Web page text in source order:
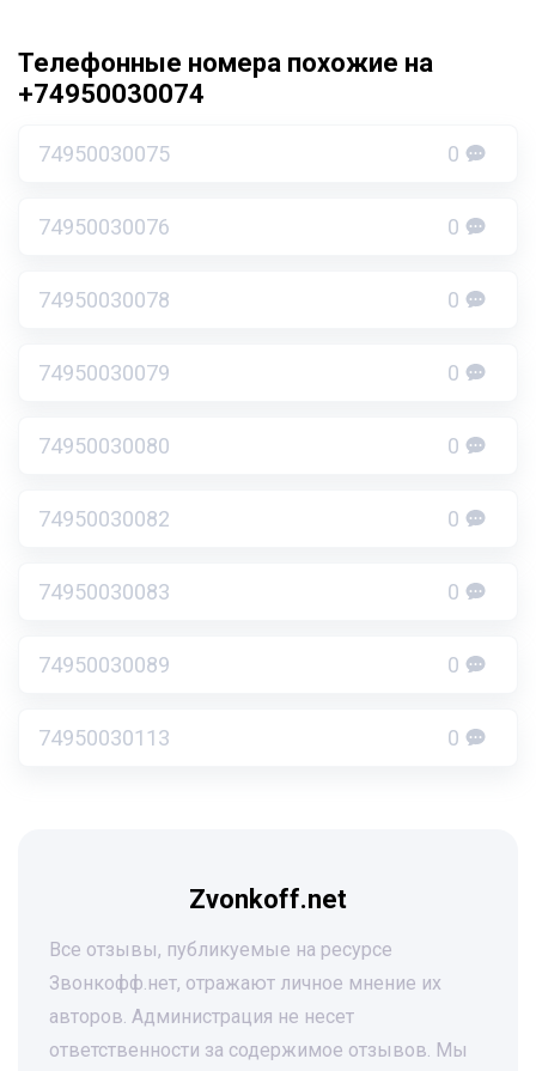
Телефонные номера похожие на
+74950030074
74950030075 0
74950030076 0
74950030078 0
74950030079 0
74950030080 0
74950030082 0
74950030083 0
74950030089 0
74950030113 0
Zvonkoff.net
Все отзывы, публикуемые на ресурсе
Звонкофф.нет, отражают личное мнение их
авторов. Администрация не несет
ответственности за содержимое отзывов. Мы